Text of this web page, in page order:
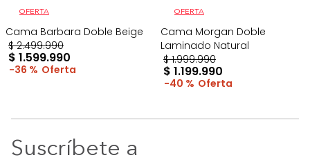
OFERTA
Cama Barbara Doble Beige
$ 2.499.990
$ 1.599.990
36 %
OFERTA
Cama Morgan Doble
Laminado Natural
$ 1.999.990
$ 1.199.990
40 %
Suscríbete a